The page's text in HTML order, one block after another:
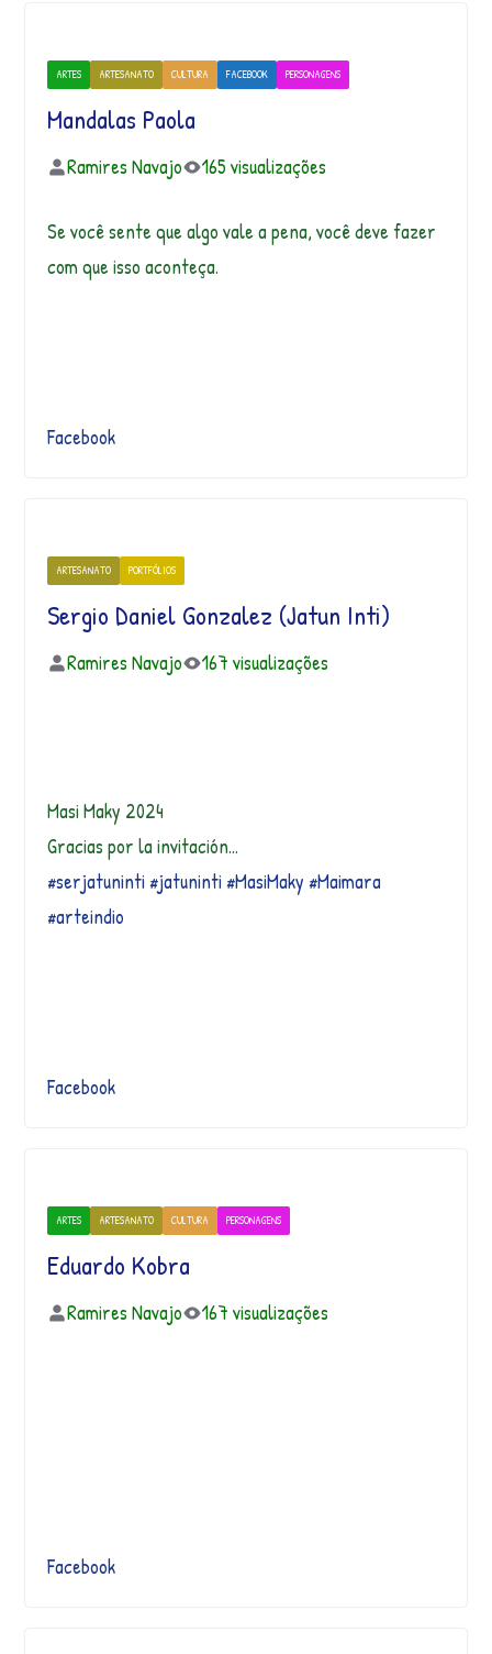
ARTES ARTESANATO CULTURA FACEBOOK PERSONAGENS
Mandalas Paola
Ramires Navajo 165 visualizações
Se você sente que algo vale a pena, você deve fazer
com que isso aconteça.
Facebook
ARTESANATO PORTFÓLIOS
Sergio Daniel Gonzalez (Jatun Inti)
Ramires Navajo 167 visualizações
Masi Maky 2024
Gracias por la invitación…
#serjatuninti #jatuninti #MasiMaky #Maimara
#arteindio
Facebook
ARTES ARTESANATO CULTURA PERSONAGENS
Eduardo Kobra
Ramires Navajo 167 visualizações
Facebook